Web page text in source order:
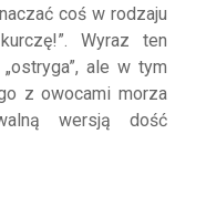
coś w rodzaju
Wyraz ten
ale w tym
z owocami morza
wersją dość